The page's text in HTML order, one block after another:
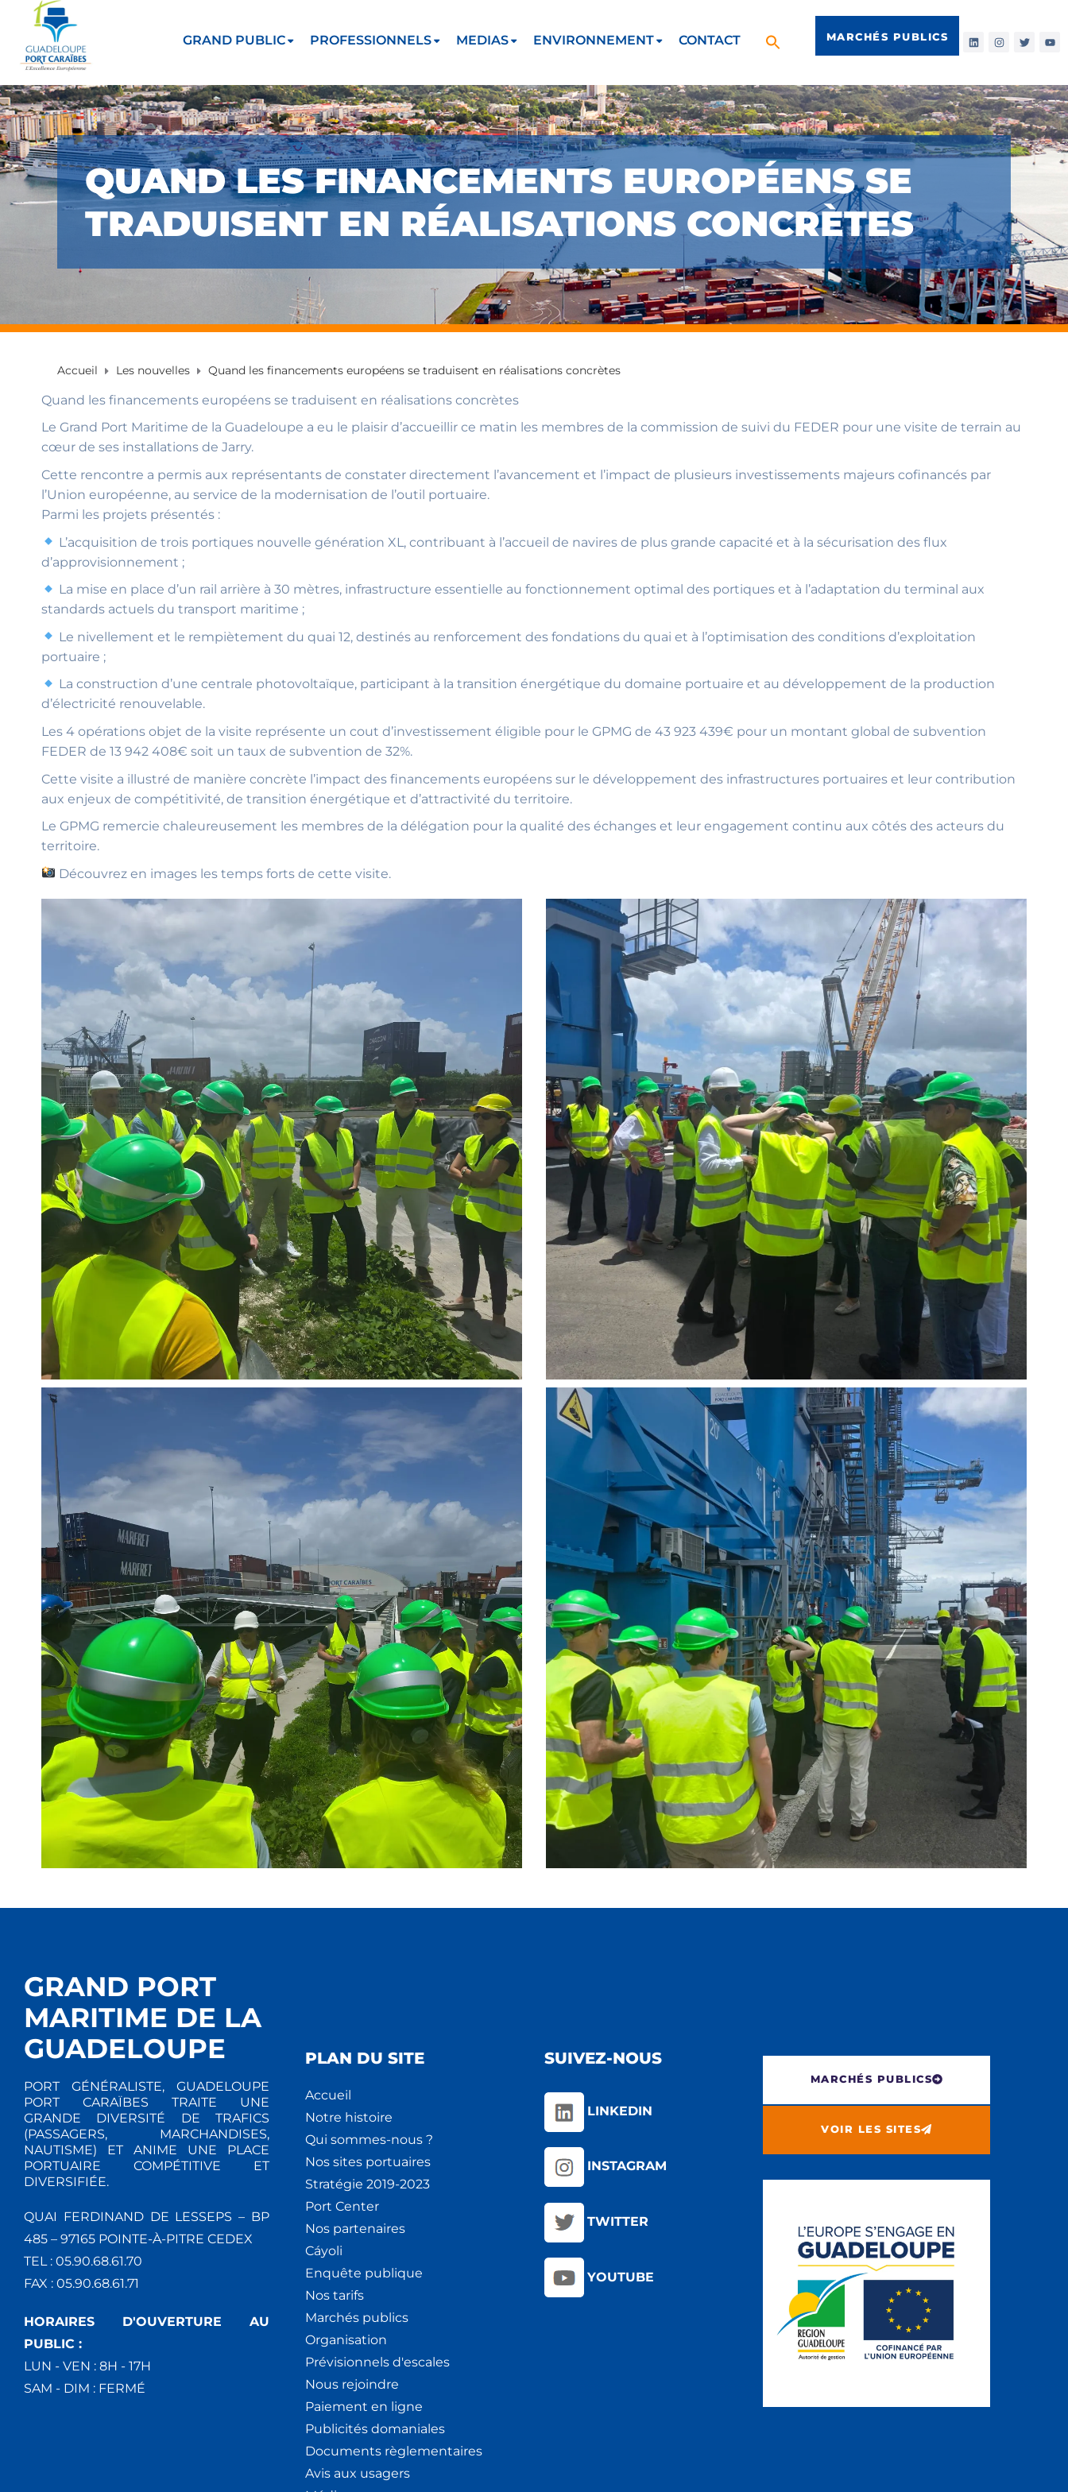
GRAND PUBLIC PROFESSIONNELS MEDIAS ENVIRONNEMENT CONTACT MARCHÉS PUBLICS
QUAND LES FINANCEMENTS EUROPÉENS SE
TRADUISENT EN RÉALISATIONS CONCRÈTES
Accueil Les nouvelles Quand les financements européens se traduisent en réalisations concrètes
Quand les financements européens se traduisent en réalisations concrètes
Le Grand Port Maritime de la Guadeloupe a eu le plaisir d’accueillir ce matin les membres de la commission de suivi du FEDER pour une visite de terrain au
cœur de ses installations de Jarry.
Cette rencontre a permis aux représentants de constater directement l’avancement et l’impact de plusieurs investissements majeurs cofinancés par
l’Union européenne, au service de la modernisation de l’outil portuaire.
Parmi les projets présentés :
L’acquisition de trois portiques nouvelle génération XL, contribuant à l’accueil de navires de plus grande capacité et à la sécurisation des flux
d’approvisionnement ;
La mise en place d’un rail arrière à 30 mètres, infrastructure essentielle au fonctionnement optimal des portiques et à l’adaptation du terminal aux
standards actuels du transport maritime ;
Le nivellement et le rempiètement du quai 12, destinés au renforcement des fondations du quai et à l’optimisation des conditions d’exploitation
portuaire ;
La construction d’une centrale photovoltaïque, participant à la transition énergétique du domaine portuaire et au développement de la production
d’électricité renouvelable.
Les 4 opérations objet de la visite représente un cout d’investissement éligible pour le GPMG de 43 923 439€ pour un montant global de subvention
FEDER de 13 942 408€ soit un taux de subvention de 32%.
Cette visite a illustré de manière concrète l’impact des financements européens sur le développement des infrastructures portuaires et leur contribution
aux enjeux de compétitivité, de transition énergétique et d’attractivité du territoire.
Le GPMG remercie chaleureusement les membres de la délégation pour la qualité des échanges et leur engagement continu aux côtés des acteurs du
territoire.
Découvrez en images les temps forts de cette visite.
GRAND PORT
MARITIME DE LA
GUADELOUPE
PORT GÉNÉRALISTE, GUADELOUPE
PORT CARAÏBES TRAITE UNE
GRANDE DIVERSITÉ DE TRAFICS
(PASSAGERS, MARCHANDISES,
NAUTISME) ET ANIME UNE PLACE
PORTUAIRE COMPÉTITIVE ET
DIVERSIFIÉE.
QUAI FERDINAND DE LESSEPS – BP
485 – 97165 POINTE-À-PITRE CEDEX
TEL : 05.90.68.61.70
FAX : 05.90.68.61.71
HORAIRES D'OUVERTURE AU
PUBLIC :
LUN - VEN : 8H - 17H
SAM - DIM : FERMÉ
PLAN DU SITE
Accueil
Notre histoire
Qui sommes-nous ?
Nos sites portuaires
Stratégie 2019-2023
Port Center
Nos partenaires
Cáyoli
Enquête publique
Nos tarifs
Marchés publics
Organisation
Prévisionnels d'escales
Nous rejoindre
Paiement en ligne
Publicités domaniales
Documents règlementaires
Avis aux usagers
SUIVEZ-NOUS
LINKEDIN
INSTAGRAM
TWITTER
YOUTUBE
MARCHÉS PUBLICS
VOIR LES SITES